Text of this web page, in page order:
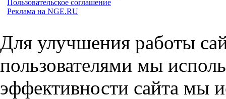
Пользовательское соглашение
Реклама на NGE.RU
Для улучшения работы
пользователями мы
эффективности сайта мы